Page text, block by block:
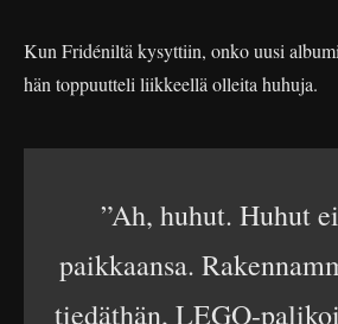
Kun Fridéniltä kysyttiin, onko uusi
hän toppuutteli liikkeellä olleita huhuja.
”Ah, huhut. Huhut
paikkaansa.
tiedäthän, LEGO-